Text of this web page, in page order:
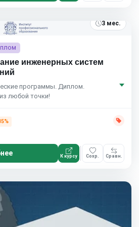
3 мес.
инженерных систем
программы. Диплом.
любой точки!
К курсу Сохр. Сравн.